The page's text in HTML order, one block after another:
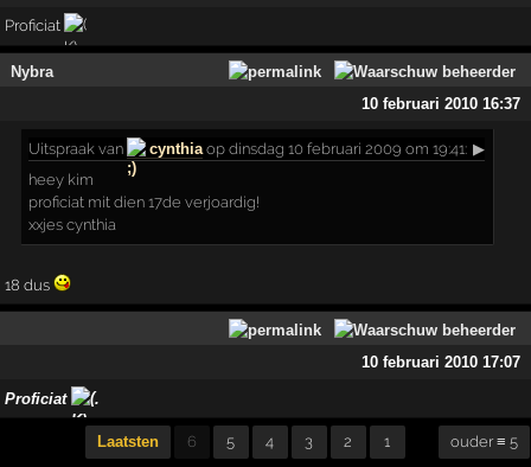
Proficiat
Nybra
10 februari 2010 16:37
Uitspraak van cynthia op dinsdag 10 februari 2009 om 19:41: ▶
heey kim
proficiat mit dien 17de verjoardig!
xxjes cynthia
18 dus
10 februari 2010 17:07
Proficiat .
Laatsten 6 5 4 3 2 1 ouder ≡ 5